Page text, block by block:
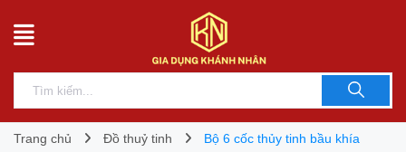
Trang chủ Đồ thuỷ tinh
Bộ 6 cốc thủy tinh bầu khía